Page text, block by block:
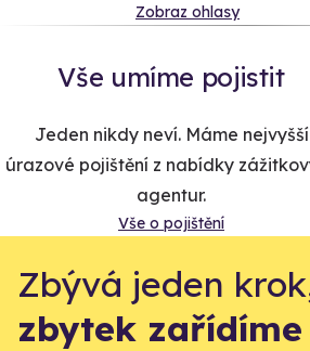
Zobraz ohlasy
Vše umíme pojistit
Jeden nikdy neví. Máme nejvyšší
úrazové pojištění z nabídky
agentur.
Vše o pojištění
Zbývá jeden
zbytek